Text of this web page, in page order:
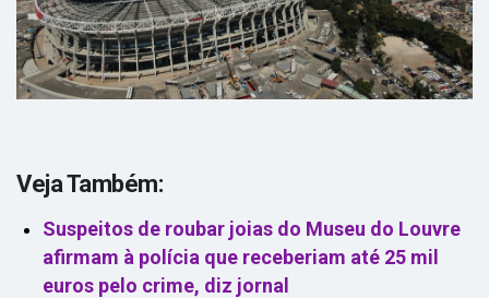
Veja Também:
Suspeitos de roubar joias do Museu do Louvre
afirmam à polícia que receberiam até 25 mil
euros pelo crime, diz jornal